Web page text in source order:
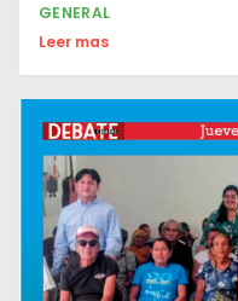
GENERAL
Leer mas